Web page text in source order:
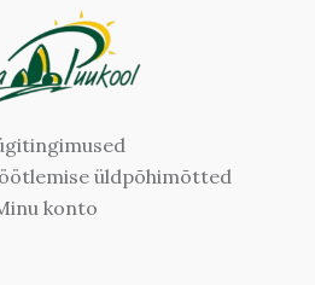
üldpõhimõtted
konto